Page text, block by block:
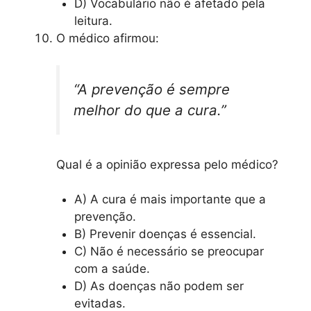
D) Vocabulário não é afetado pela
leitura.
O médico afirmou:
“A prevenção é sempre
melhor do que a cura.”
Qual é a opinião expressa pelo médico?
A) A cura é mais importante que a
prevenção.
B) Prevenir doenças é essencial.
C) Não é necessário se preocupar
com a saúde.
D) As doenças não podem ser
evitadas.